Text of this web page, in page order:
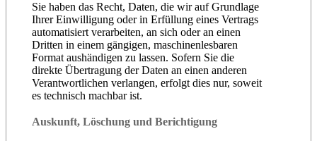
Sie haben das Recht, Daten, die wir auf Grundlage
Ihrer Einwilligung oder in Erfüllung eines Vertrags
automatisiert verarbeiten, an sich oder an einen
Dritten in einem gängigen, maschinenlesbaren
Format aushändigen zu lassen. Sofern Sie die
direkte Übertragung der Daten an einen anderen
Verantwortlichen verlangen, erfolgt dies nur, soweit
es technisch machbar ist.
Auskunft, Löschung und Berichtigung